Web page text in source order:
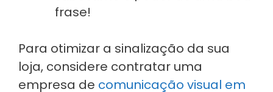
frase!
Para otimizar a sinalização da sua
loja, considere contratar uma
empresa de comunicação visual em